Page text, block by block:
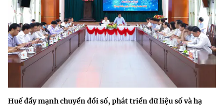
Huế đẩy mạnh chuyển đổi số, phát triển dữ liệu số và hạ